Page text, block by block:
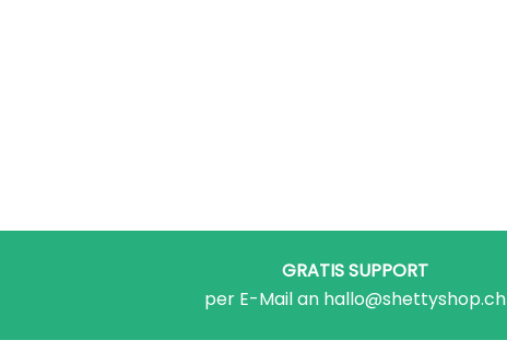
GRATIS SUPPORT
per E-Mail an hallo@shettyshop.ch